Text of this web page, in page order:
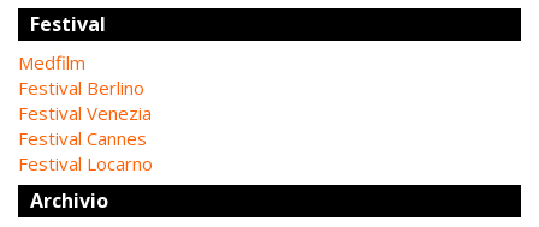
Festival
Medfilm
Festival Berlino
Festival Venezia
Festival Cannes
Festival Locarno
Archivio